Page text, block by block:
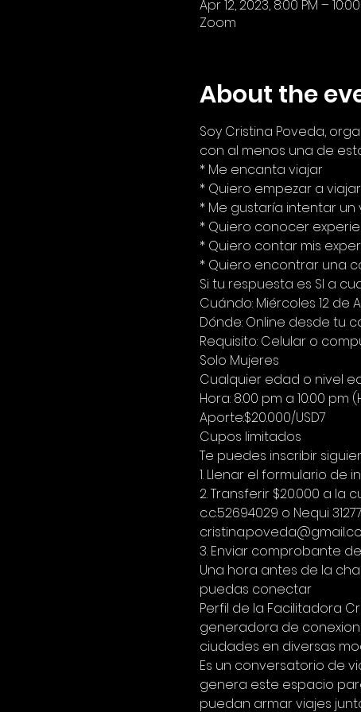
Apr 12, 2023, 8:00 PM –
Zoom
About the
Soy Cristina Poveda,
con al menos una de
* Me encanta viajar
* Quiero empezar a viajar
* Me gustaría intentar un
* Quiero conocer
* Quiero contar mis
* Quiero encontrar una
Si tu respuesta es SI a
Cuándo: Miércoles 12 de
Dónde: Online desde tu
Requisito: Celular o
Solo Mujeres
Cualquier edad o nivel
Hora: 8:00 pm a 10:00 pm
Aporte:$20.000/USD7
Cupos limitados
Te puedes inscribir
1. Llenar el formulario de
2. Transferir $20.000 a
c.c.52694029 o Nequi
3. Enviar comprobante
Una hora antes de la
puedas conectar
Perfil de la Facilitadora
generadora de
ciudades en diversas
Es un conversatorio de
genera este espacio
puedan armar viajes